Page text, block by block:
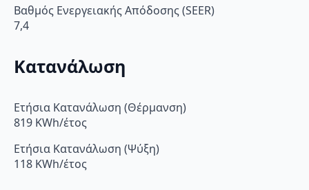
Βαθμός Ενεργειακής Απόδοσης (SEER)
7,4
Κατανάλωση
Ετήσια Κατανάλωση (Θέρμανση)
819 KWh/έτος
Ετήσια Κατανάλωση (Ψύξη)
118 KWh/έτος